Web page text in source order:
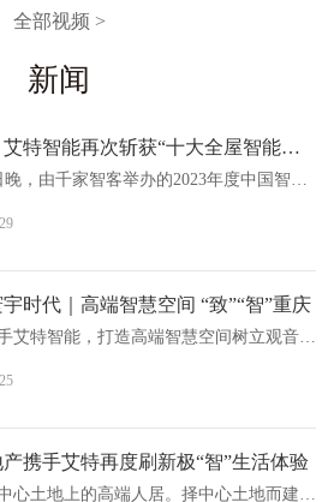
全部视频 >
新闻
喜报！艾特智能再次斩获“十大全屋智能家居品牌
时代｜高端智慧空间 “致”“智”重庆
携手艾特再度刷新极“智”生活体验